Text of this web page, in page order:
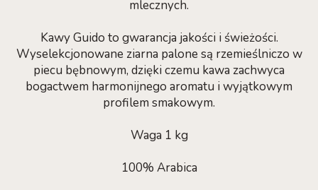
mlecznych.
Kawy Guido to gwarancja jakości i świeżości.
Wyselekcjonowane ziarna palone są rzemieślniczo w
piecu bębnowym, dzięki czemu kawa zachwyca
bogactwem harmonijnego aromatu i wyjątkowym
profilem smakowym.
Waga 1 kg
100% Arabica